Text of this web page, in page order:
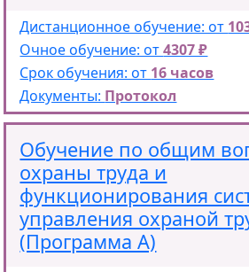
Дистанционное обучение: от
Очное обучение: от4307 ₽
Срок обучения: от 16 часов
Документы: Протокол
Обучение по общим
охраны труда и
функционирования
управления охраной
(Программа А)